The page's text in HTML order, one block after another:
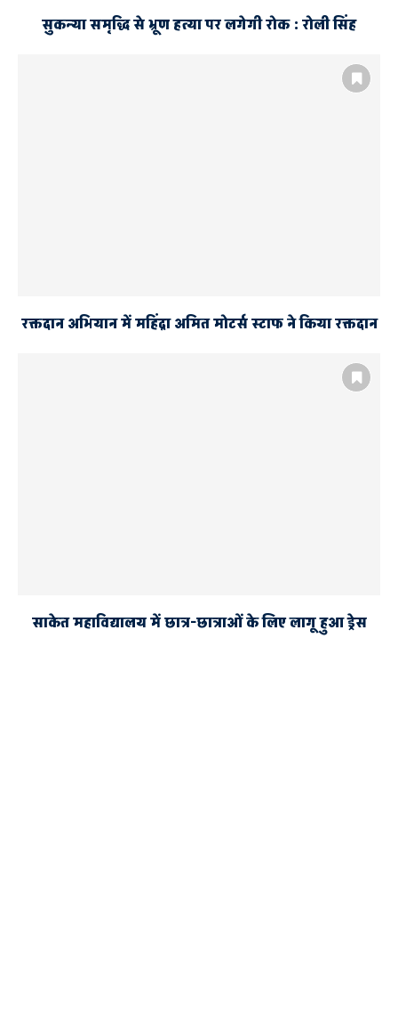
सुकन्या समृद्धि से भ्रूण हत्या पर लगेगी रोक : रोली सिंह
रक्तदान अभियान में महिंद्रा अमित मोटर्स स्टाफ ने किया रक्तदान
साकेत महाविद्यालय में छात्र-छात्राओं के लिए लागू हुआ ड्रेस